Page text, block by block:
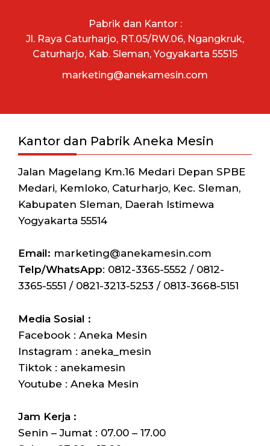
Pabrik dan Kantor :
Jl. Raya Caturharjo, RT.05/RW.06, Ngangkruk,
Caturharjo, Kab. Sleman, Yogyakarta 55515
marketing@anekamesin.com
Kantor dan Pabrik Aneka Mesin
Jalan Magelang Km.16 Medari Depan SPBE
Medari, Kemloko, Caturharjo, Kec. Sleman,
Kabupaten Sleman, Daerah Istimewa
Yogyakarta 55514
Email: marketing@anekamesin.com
Telp/WhatsApp: 0812-3365-5552 / 0812-
3365-5551 / 0821-3213-5253 / 0813-3668-5151
Media Sosial :
Facebook : Aneka Mesin
Instagram : aneka_mesin
Tiktok : anekamesin
Youtube : Aneka Mesin
Jam Kerja :
Senin – Jumat : 07.00 – 17.00